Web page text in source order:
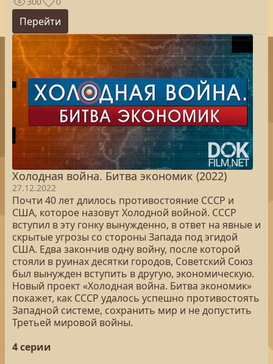
Перейти
Холодная война. Битва экономик (2022)
27.12.2022
Почти 40 лет длилось противостояние СССР и
США, которое назовут Холодной войной. СССР
вступил в эту гонку вынужденно, в ответ на явные и
скрытые угрозы со стороны Запада под эгидой
США. Едва закончив одну войну, после которой
стояли в руинах десятки городов, Советский Союз
был вынужден вступить в другую, экономическую.
Новый проект «Холодная война. Битва экономик»
покажет, как СССР удалось успешно противостоять
Западной системе, сохранить мир и не допустить
Третьей мировой войны.
4 серии